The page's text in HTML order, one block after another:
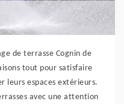
de terrasse Cognin de
tout pour satisfaire
leurs espaces extérieurs.
avec une attention